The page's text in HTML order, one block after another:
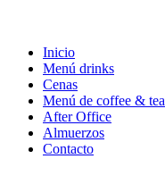
Inicio
Menú drinks
Cenas
Menú de coffee & tea
After Office
Almuerzos
Contacto